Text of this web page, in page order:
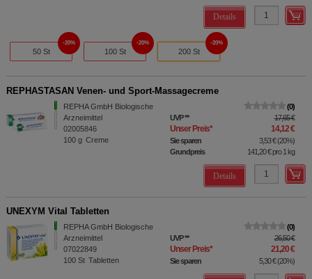
Details
50 St
20%
100 St
20%
200 St
20%
REPHASTASAN Venen- und Sport-Massagecreme
REPHA GmbH Biologische
Arzneimittel
02005846
100 g Creme
0
UVP** 17,65 €
Unser Preis* 14,12 €
Sie sparen 3,53 €(20%)
Grundpreis
141,20 €pro 1 kg
Details
UNEXYM Vital Tabletten
REPHA GmbH Biologische
Arzneimittel
07022849
100 St Tabletten
0
UVP** 26,50 €
Unser Preis* 21,20 €
Sie sparen 5,30 €(20%)